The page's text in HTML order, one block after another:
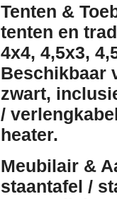
Tenten &
tenten en
4x4, 4,5x3,
Beschikbaar
zwart,
/
heater.
Meubilair &
staantafel /